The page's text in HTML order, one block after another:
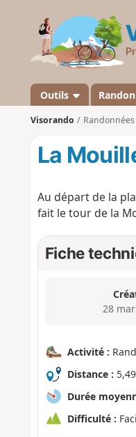
Outils
Visorando Randonnées
La
Au départ de la
fait le tour de la
Fiche
28
Activité :
Distance :
Durée
Difficulté :